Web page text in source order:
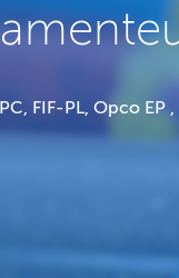
FIF-PL, Opco